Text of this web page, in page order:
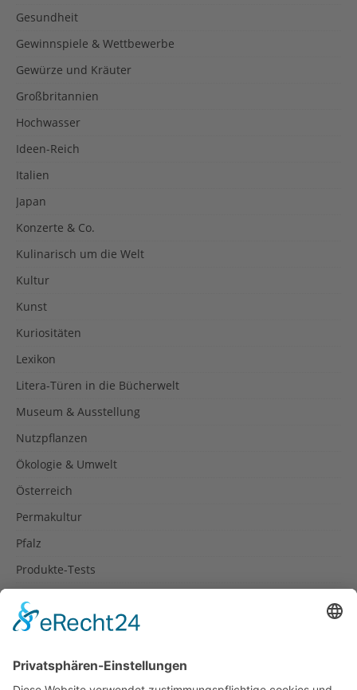
Gesundheit
Gewinnspiele & Wettbewerbe
Gewürze und Kräuter
Großbritannien
Hochwasser
Ideen-Reich
Italien
Japan
Konzerte & Co.
Kulinarisch um die Welt
Kultur
Kunst
Kuriositäten
Lexikon
Litera-Türen in die Bücherwelt
Museum & Ausstellung
Nutzpflanzen
Ökologie & Umwelt
Österreich
Permakultur
Pfalz
Produkte-Tests
Rezepte
Spanien